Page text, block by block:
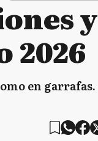
y
2026
en garrafas.